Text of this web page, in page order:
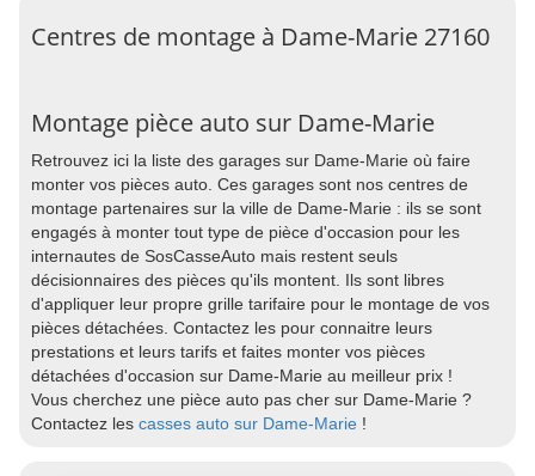
Centres de montage à Dame-Marie 27160
Montage pièce auto sur Dame-Marie
Retrouvez ici la liste des garages sur Dame-Marie où faire
monter vos pièces auto. Ces garages sont nos centres de
montage partenaires sur la ville de Dame-Marie : ils se sont
engagés à monter tout type de pièce d'occasion pour les
internautes de SosCasseAuto mais restent seuls
décisionnaires des pièces qu'ils montent. Ils sont libres
d'appliquer leur propre grille tarifaire pour le montage de vos
pièces détachées. Contactez les pour connaitre leurs
prestations et leurs tarifs et faites monter vos pièces
détachées d'occasion sur Dame-Marie au meilleur prix !
Vous cherchez une pièce auto pas cher sur Dame-Marie ?
Contactez les casses auto sur Dame-Marie !